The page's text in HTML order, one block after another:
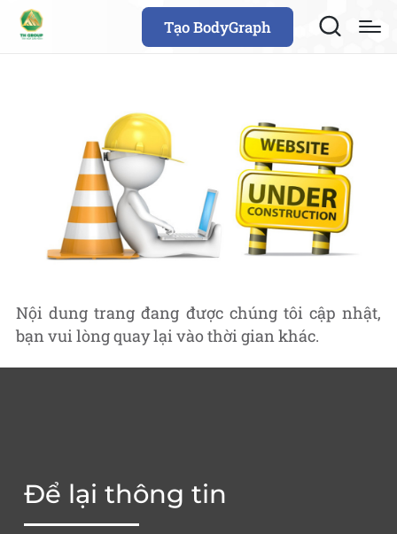
Tạo BodyGraph
Nội dung trang đang được chúng tôi cập nhật,
bạn vui lòng quay lại vào thời gian khác.
Để lại thông tin